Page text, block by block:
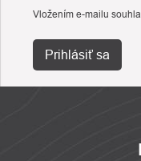
Vložením e-mailu
Prihlásiť sa